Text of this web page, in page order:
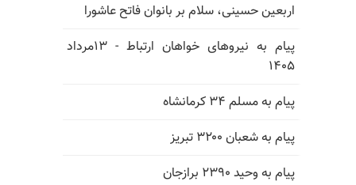
اربعین حسینی، سلام بر بانوان فاتح عاشورا
پیام به نیروهای خواهان ارتباط - ۱۳مرداد
۱۴۰۵
پیام به مسلم ۳۴ کرمانشاه
پیام به شعبان ۳۲۰۰ تبریز
پیام به وحید ۲۳۹۰ برازجان